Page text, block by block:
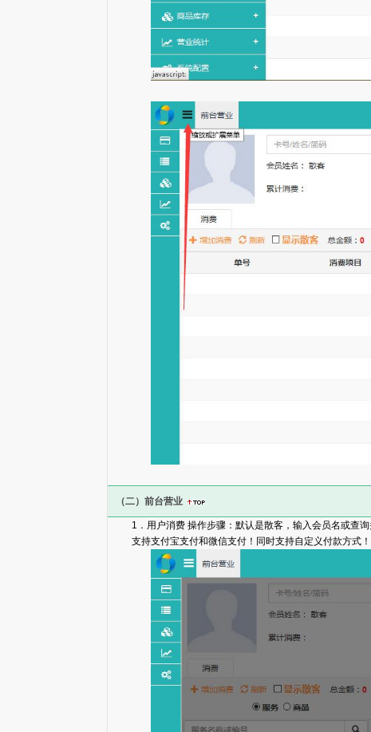
（二）前台营业
1．用户消费 操作步骤：默认是散客，输入会员名或查
支持支付宝支付和微信支付！同时支持自定义付款方式！